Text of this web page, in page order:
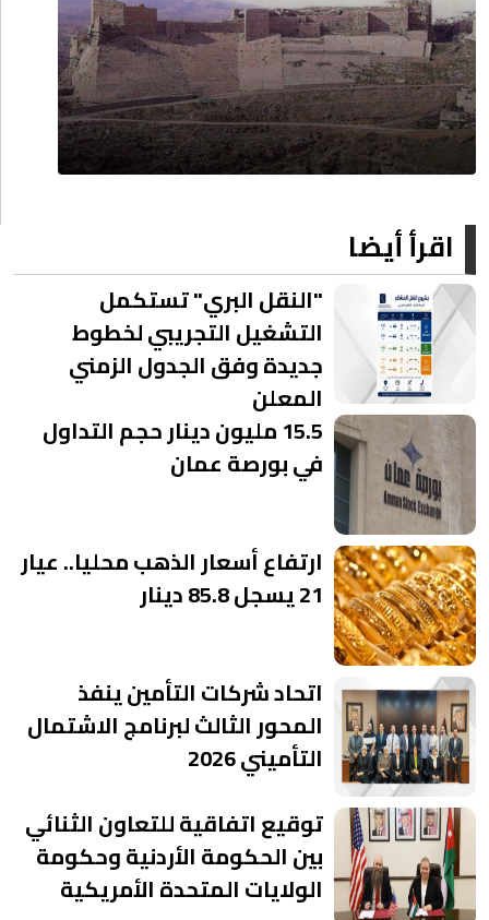
اقرأ أيضا
"النقل البري" تستكمل
التشغيل التجريبي لخطوط
جديدة وفق الجدول الزمني
المعلن
15.5 مليون دينار حجم التداول
في بورصة عمان
ارتفاع أسعار الذهب محليا.. عيار
21 يسجل 85.8 دينار
اتحاد شركات التأمين ينفذ
المحور الثالث لبرنامج الاشتمال
التأميني 2026
توقيع اتفاقية للتعاون الثنائي
بين الحكومة الأردنية وحكومة
الولايات المتحدة الأمريكية